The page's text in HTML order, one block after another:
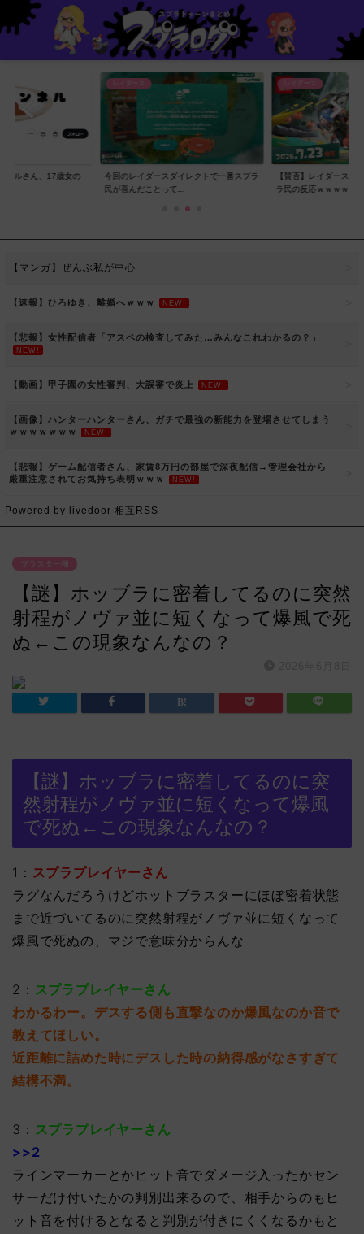
ネルさん、17歳女の
レイダース
今回のレイダースダイレクトで一番スプラ
民が喜んだことって...
レイダース
【賛否】レイダースダ
ラ民の反応ｗｗｗｗ...
【マンガ】ぜんぶ私が中心
【速報】ひろゆき、離婚へｗｗｗ NEW!
【悲報】女性配信者「アスペの検査してみた…みんなこれわかるの？」
NEW!
【動画】甲子園の女性審判、大誤審で炎上 NEW!
【画像】ハンターハンターさん、ガチで最強の新能力を登場させてしまう
ｗｗｗｗｗｗｗ
NEW!
【悲報】ゲーム配信者さん、家賃8万円の部屋で深夜配信→管理会社から
厳重注意されてお気持ち表明ｗｗｗ
NEW!
Powered by livedoor 相互RSS
ブラスター種
【謎】ホッブラに密着してるのに突然
射程がノヴァ並に短くなって爆風で死
ぬ←この現象なんなの？
【謎】ホッブラに密着してるのに突
然射程がノヴァ並に短くなって爆風
で死ぬ←この現象なんなの？
1： スプラプレイヤーさん
ラグなんだろうけどホットブラスターにほぼ密着状態
まで近づいてるのに突然射程がノヴァ並に短くなって
爆風で死ぬの、マジで意味分からんな
2： スプラプレイヤーさん
わかるわー。デスする側も直撃なのか爆風なのか音で
教えてほしい。
近距離に詰めた時にデスした時の納得感がなさすぎて
結構不満。
3： スプラプレイヤーさん
>>2
ラインマーカーとかヒット音でダメージ入ったかセン
サーだけ付いたかの判別出来るので、相手からのもヒ
ット音を付けるとなると判別が付きにくくなるかもと